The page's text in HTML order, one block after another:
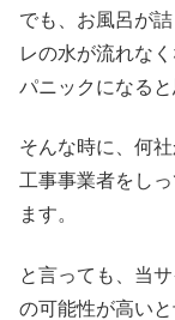
でも、お風呂が
レの水が流れな
パニックになると
そんな時に、何
工事事業者をし
ます。
と言っても、当
の可能性が高いと